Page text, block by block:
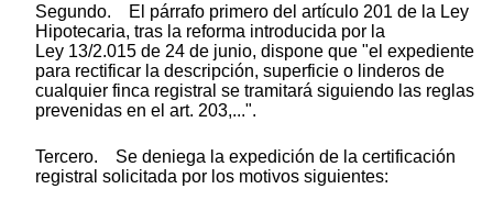
Segundo. El párrafo primero del artículo 201 de la Ley
Hipotecaria, tras la reforma introducida por la
Ley 13/2.015 de 24 de junio, dispone que "el expediente
para rectificar la descripción, superficie o linderos de
cualquier finca registral se tramitará siguiendo las reglas
prevenidas en el art. 203,...".
Tercero. Se deniega la expedición de la certificación
registral solicitada por los motivos siguientes: